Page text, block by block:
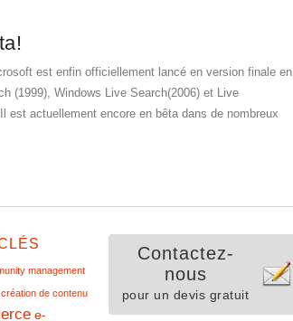
est enfin officiellement lancé en version finale en
(1999), Windows Live Search(2006) et Live
est actuellement encore en bêta dans de nombreux
management
création de contenu
e-
Contactez-
nous
pour un devis gratuit